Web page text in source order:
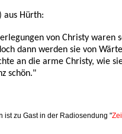
aus Hürth:
von Christy waren
dann werden sie von
an die arme Christy, wie
schön."
ist zu Gast in der Radiosendung "